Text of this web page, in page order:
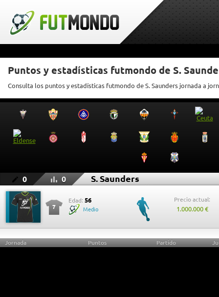
Puntos y estadísticas futmondo de S.
Consulta los puntos y estadísticas futmondo de S. Saunders jornada a
0 0 S. Saunders
7
Edad: 56
Medio
Precio actual:
1.000.000 €
Jornada Puntos Partido